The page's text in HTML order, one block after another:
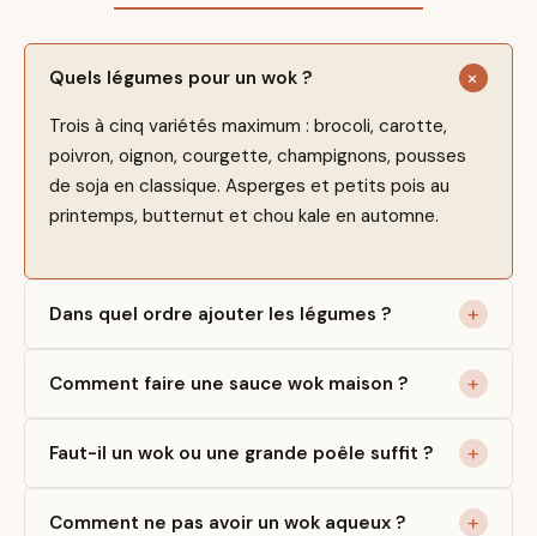
Quels légumes pour un wok ?
Trois à cinq variétés maximum : brocoli, carotte,
poivron, oignon, courgette, champignons, pousses
de soja en classique. Asperges et petits pois au
printemps, butternut et chou kale en automne.
Dans quel ordre ajouter les légumes ?
Comment faire une sauce wok maison ?
Faut-il un wok ou une grande poêle suffit ?
Comment ne pas avoir un wok aqueux ?